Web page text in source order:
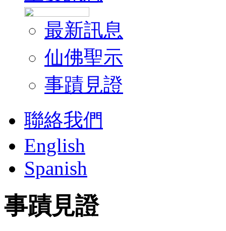
最新訊息
仙佛聖示
事蹟見證
聯絡我們
English
Spanish
事蹟見證